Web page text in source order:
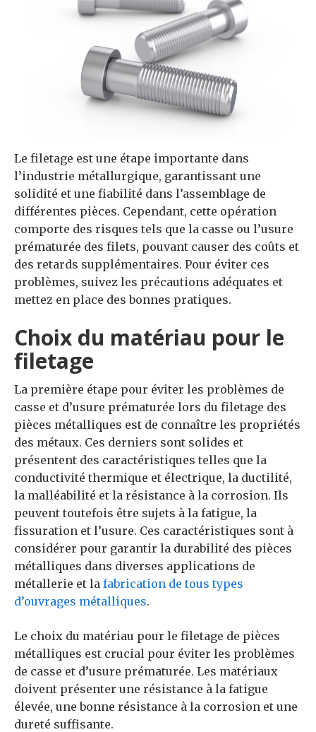
Le filetage est une étape importante dans
l’industrie métallurgique, garantissant une
solidité et une fiabilité dans l’assemblage de
différentes pièces. Cependant, cette opération
comporte des risques tels que la casse ou l’usure
prématurée des filets, pouvant causer des coûts et
des retards supplémentaires. Pour éviter ces
problèmes, suivez les précautions adéquates et
mettez en place des bonnes pratiques.
Choix du matériau pour le
filetage
La première étape pour éviter les problèmes de
casse et d’usure prématurée lors du filetage des
pièces métalliques est de connaître les propriétés
des métaux. Ces derniers sont solides et
présentent des caractéristiques telles que la
conductivité thermique et électrique, la ductilité,
la malléabilité et la résistance à la corrosion. Ils
peuvent toutefois être sujets à la fatigue, la
fissuration et l’usure. Ces caractéristiques sont à
considérer pour garantir la durabilité des pièces
métalliques dans diverses applications de
métallerie et la fabrication de tous types
d’ouvrages métalliques.
Le choix du matériau pour le filetage de pièces
métalliques est crucial pour éviter les problèmes
de casse et d’usure prématurée. Les matériaux
doivent présenter une résistance à la fatigue
élevée, une bonne résistance à la corrosion et une
dureté suffisante.